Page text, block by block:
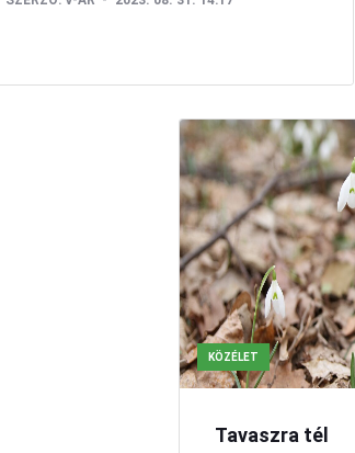
KÖZÉLET
Tavaszra tél